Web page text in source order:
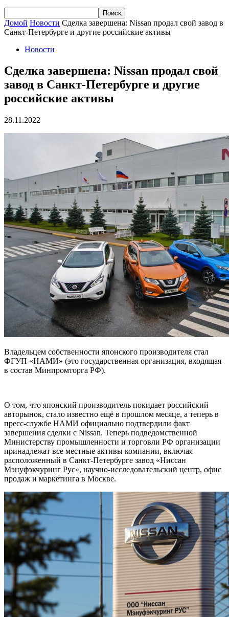
Домой Новости Сделка завершена: Nissan продал свой завод в
Санкт-Петербурге и другие российские активы
Новости
Сделка завершена: Nissan продал свой
завод в Санкт-Петербурге и другие
российские активы
28.11.2022
Владельцем собственности японского производителя стал
ФГУП «НАМИ» (это государственная организация, входящая
в состав Минпромторга РФ).
О том, что японский производитель покидает российский
авторынок, стало известно ещё в прошлом месяце, а теперь в
пресс-службе НАМИ официально подтвердили факт
завершения сделки с Nissan. Теперь подведомственной
Министерству промышленности и торговли РФ организации
принадлежат все местные активы компании, включая
расположенный в Санкт-Петербурге завод «Ниссан
Мэнуфэкчуринг Рус», научно-исследовательский центр, офис
продаж и маркетинга в Москве.